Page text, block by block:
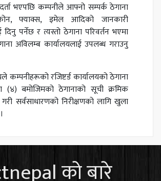
भएपछि कम्पनीले आफ्नो सम्पर्क ठेगाना
फ्याक्स, इमेल आदिको जानकारी
दिनु पर्नेछ र त्यस्तो ठेगाना परिवर्तन भएमा
अविलम्ब कार्यालयलाई उपलब्ध गराउनु
कम्पनीहरूको रजिष्टर्ड कार्यालयको ठेगाना
(४) बमोजिमको ठेगानाको सूची क्रमिक
सर्वसाधारणको निरीक्षणको लागि खुला
को बारे